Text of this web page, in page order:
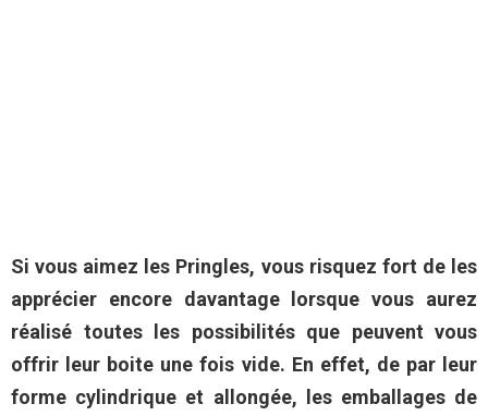
Si vous aimez les Pringles, vous risquez fort de les
apprécier encore davantage lorsque vous aurez
réalisé toutes les possibilités que peuvent vous
offrir leur boite une fois vide. En effet, de par leur
forme cylindrique et allongée, les emballages de